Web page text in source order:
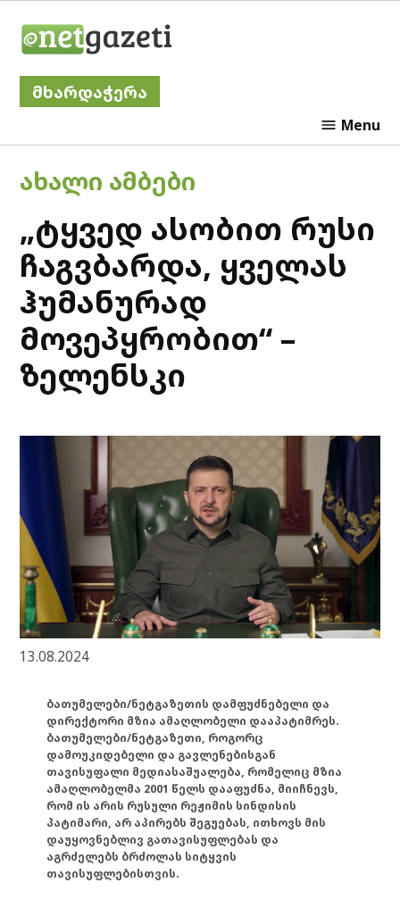
მხარდაჭერა
Menu
POSTED
ᲐᲮᲐᲚᲘ ᲐᲛᲑᲔᲑᲘ
„ტყვედ ასობით რუსი
ჩაგვბარდა, ყველას
ჰუმანურად
მოვეპყრობით“ –
ზელენსკი
13.08.2024
ბათუმელები/ნეტგაზეთის დამფუძნებელი და
დირექტორი მზია ამაღლობელი დააპატიმრეს.
ბათუმელები/ნეტგაზეთი, როგორც
დამოუკიდებელი და გავლენებისგან
თავისუფალი მედიასაშუალება, რომელიც მზია
ამაღლობელმა 2001 წელს დააფუძნა, მიიჩნევს,
რომ ის არის რუსული რეჟიმის სინდისის
პატიმარი, არ აპირებს შეგუებას, ითხოვს მის
დაუყოვნებლივ გათავისუფლებას და
აგრძელებს ბრძოლას სიტყვის
თავისუფლებისთვის.